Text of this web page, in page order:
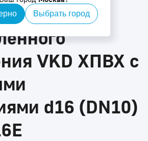
Выбрать город
кран
VKD ХПВХ с
d16 (DN10)